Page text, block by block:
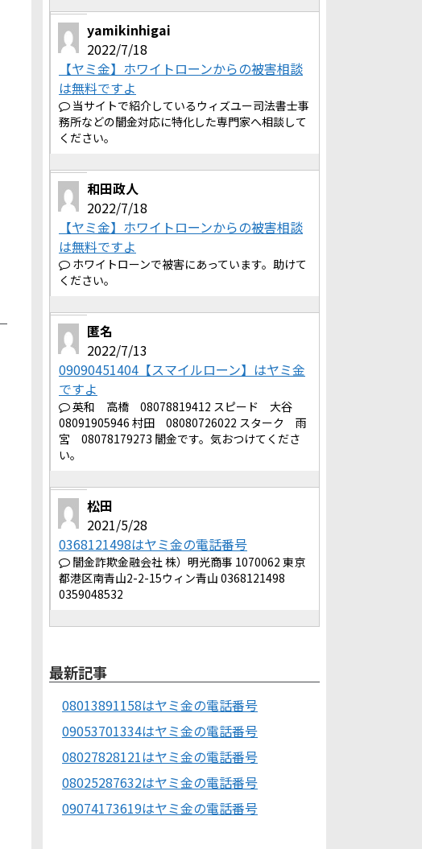
yamikinhigai
2022/7/18
【ヤミ金】ホワイトローンからの被害相談
は無料ですよ
当サイトで紹介しているウィズユー司法書士事
務所などの闇金対応に特化した専門家へ相談して
ください。
和田政人
2022/7/18
【ヤミ金】ホワイトローンからの被害相談
は無料ですよ
ホワイトローンで被害にあっています。助けて
ください。
匿名
2022/7/13
09090451404【スマイルローン】はヤミ金
ですよ
英和 高橋 08078819412 スピード 大谷
08091905946 村田 08080726022 スターク 雨
宮 08078179273 闇金です。気おつけてくださ
い。
松田
2021/5/28
0368121498はヤミ金の電話番号
闇金詐欺金融会社 株）明光商事 1070062 東京
都港区南青山2-2-15ウィン青山 0368121498
0359048532
最新記事
08013891158はヤミ金の電話番号
09053701334はヤミ金の電話番号
08027828121はヤミ金の電話番号
08025287632はヤミ金の電話番号
09074173619はヤミ金の電話番号